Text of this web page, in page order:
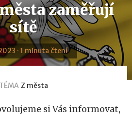
zaměřují
sítě
· 1 minuta čtení
TÉMA Z města
si Vás informovat,